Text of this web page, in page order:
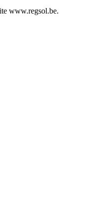
www.regsol.be.